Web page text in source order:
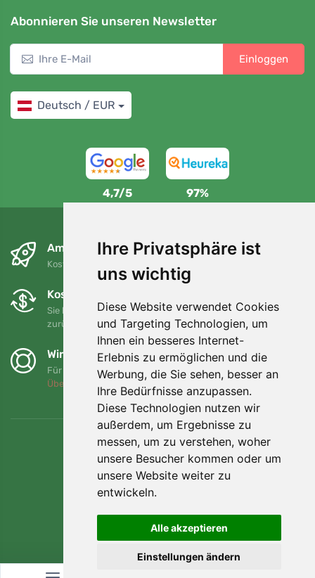
Ihre Privatsphäre ist
uns wichtig
Diese Website verwendet Cookies
und Targeting Technologien, um
Ihnen ein besseres Internet-
Erlebnis zu ermöglichen und die
Werbung, die Sie sehen, besser an
Ihre Bedürfnisse anzupassen.
Diese Technologien nutzen wir
außerdem, um Ergebnisse zu
messen, um zu verstehen, woher
unsere Besucher kommen oder um
unsere Website weiter zu
entwickeln.
Alle akzeptieren
Einstellungen ändern
Abonnieren Sie unseren Newsletter
Einloggen
Deutsch / EUR
4,7/5 97%
Am nächsten Tag und kostenlos
Kostenloser Versand für Bestellungen über 80 EUR
Kostenloser Umtausch und Rückgabe
Sie können Ihre Bestellung jederzeit innerhalb von 90 Tagen
zurückgeben oder umtauschen.
Wir unterstützen Trees.org
Für jede Bestellung pflanzen wir einen Baum! Mehr lesen
Über uns